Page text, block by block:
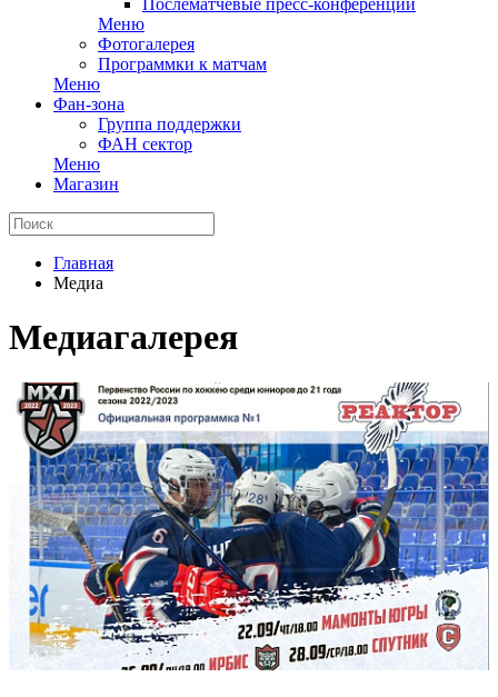
Послематчевые пресс-конференции
Меню
Фотогалерея
Программки к матчам
Меню
Фан-зона
Группа поддержки
ФАН сектор
Меню
Магазин
Главная
Медиа
Медиагалерея